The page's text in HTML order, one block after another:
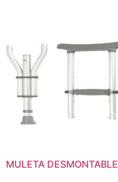
MULETA DESMONTABLE